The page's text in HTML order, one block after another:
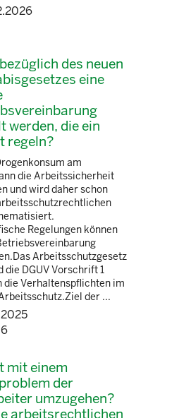
des neuen
eine
werden, die ein
regeln?
am
die Arbeitssicherheit
und wird daher schon
Regelungen können
Arbeitsschutzgesetz
die DGUV Vorschrift 1
die Verhaltenspflichten im
der ...
mit einem
der
umzugehen?
arbeitsrechtlichen